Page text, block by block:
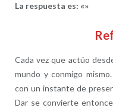
La respuesta es: «»
Cada vez que actúo
mundo y conmigo
con un instante de
Dar se convierte